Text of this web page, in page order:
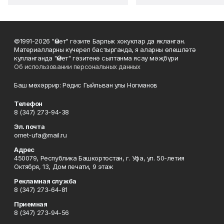
©1991-2026 "Өмет" гәзите Барлык хокуклар да якланган.
Материалларны күчереп бастырганда, я аларны өлешләтә
кулланганда "Өмет" гәзитенә сылтанма ясау мәҗбүри
Об использовании персональных данных
Баш мөхәррир: Рәдис Гыйльван улы Ногманов
Телефон
8 (347) 273-94-38
Эл. почта
omet-ufa@mail.ru
Адрес
450079, Республика Башкортостан, г. Уфа, ул. 50-летия
Октября, 13, Дом печати, 9 этаж
Рекламная служба
8 (347) 273-64-81
Приемная
8 (347) 273-94-56